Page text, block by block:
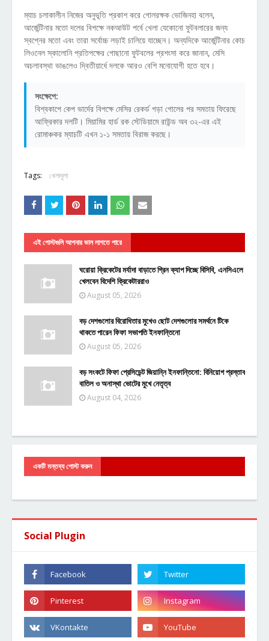
ম্যাচ চলাকালীন নিজের অনুভূতি প্রকাশ করে গোলরক্ষক ভোজিনহা বলেন,
আর্জেন্টিনার মতো দলের বিপক্ষে নকআউট পর্বে খেলা যেকোনো ফুটবলারের জন্য
স্বপ্নের মতো এবং তারা সর্বোচ্চ লড়াই চালিয়ে যাচ্ছেন। অন্যদিকে আর্জেন্টিনার কোচ
লিওনেল স্কালোনি প্রতিপক্ষের গোছানো ফুটবলের প্রশংসা করে জানান, মেসি
অচলাবস্থা ভাঙলেও দ্বিতীয়ার্ধে দলকে আরও বেশি মনোযোগী হতে হবে।
সংক্ষেপে:
বিশ্বকাপে কেপ ভার্দের বিপক্ষে মেসির রেকর্ড গড়া গোলের পর সমতায় ফিরেছে
আফ্রিকার দলটি। মিয়ামির হার্ড রক স্টেডিয়ামে রাউন্ড অব ৩২-এর এই
রোমাঞ্চকর ম্যাচটি এখন ১-১ সমতায় বিরাজ করছে।
Tags: খেলাধুলা
এই পোস্টগুলি আপনার ভাল লাগতে পারে
ঘরোয়া ক্রিকেটের মর্যাদা বাড়াতে গ্রিন ক্যাপ দিচ্ছে বিসিবি, এনসিএলে
খেলবেন বিদেশি ক্রিকেটাররাও
August 05, 2026
বড় দেশগুলোর বিরোধিতার মুখেও ছোট দেশগুলোর সমর্থনে টিকে
থাকতে পারেন ফিফা সভাপতি ইনফান্তিনো
August 05, 2026
বড় সংকটে ফিফা প্রেসিডেন্ট জিয়ান্নি ইনফান্তিনো: বিনিয়োগ প্রস্তাব
বাতিল ও অনাস্থা ভোটের মুখে নেতৃত্ব
August 04, 2026
একটি মন্তব্য পোস্ট করুন
Social Plugin